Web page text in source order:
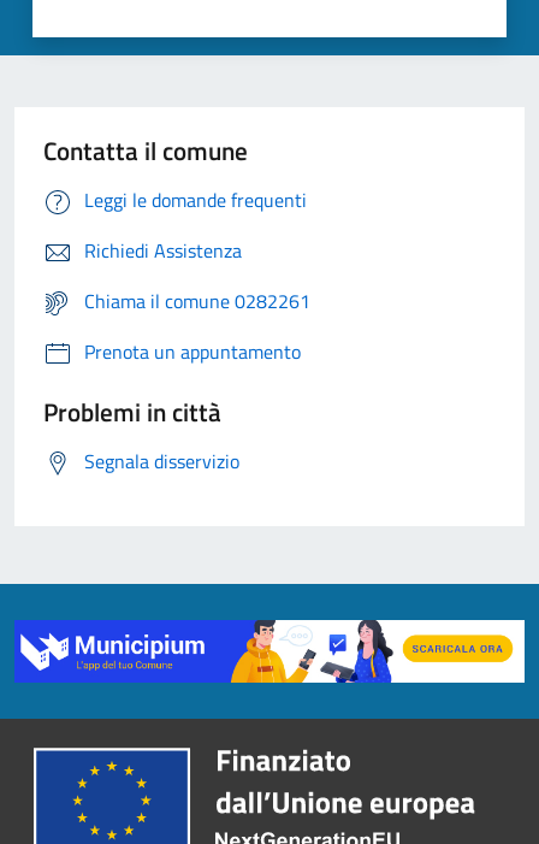
Contatta il comune
Leggi le domande frequenti
Richiedi Assistenza
Chiama il comune 0282261
Prenota un appuntamento
Problemi in città
Segnala disservizio